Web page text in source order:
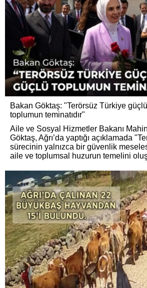
Bakan Göktaş: "Terörsüz Türkiye
toplumun teminatıdır"
Aile ve Sosyal Hizmetler Bakanı
Göktaş, Ağrı’da yaptığı açıklamada
sürecinin yalnızca bir güvenlik
aile ve toplumsal huzurun temelini